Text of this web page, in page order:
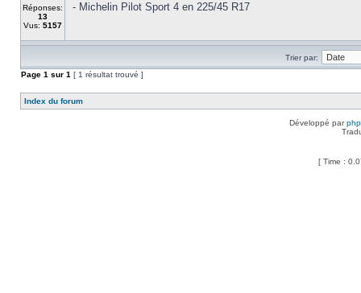
Réponses:
13
Vus: 5157
- Michelin Pilot Sport 4 en 225/45 R17
Trier par:
Page 1 sur 1 [ 1 résultat trouvé ]
Index du forum
Développé par
[ Time :